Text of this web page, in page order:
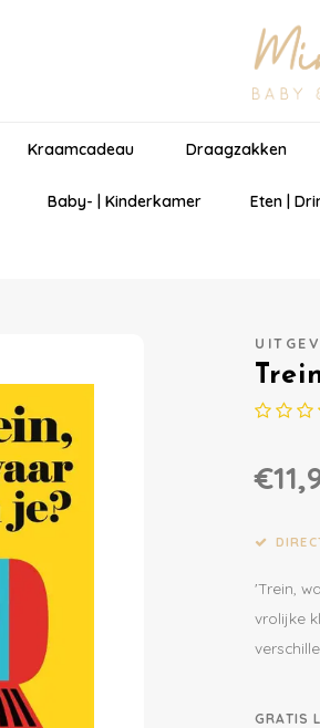
Kraamcadeau Draagzakken
Baby- | Kinderkamer Eten |
'Trein,
vrolijke
GRATIS